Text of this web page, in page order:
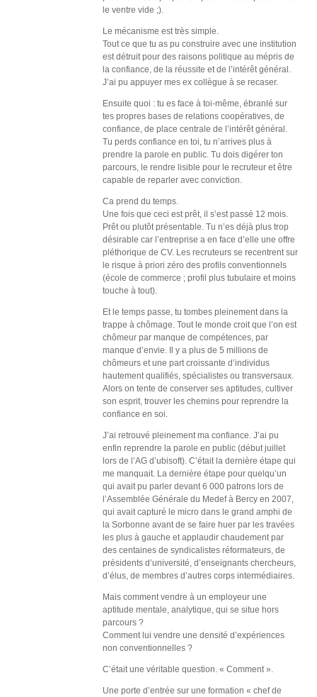
le ventre vide ;).
Le mécanisme est très simple.
Tout ce que tu as pu construire avec une institution
est détruit pour des raisons politique au mépris de
la confiance, de la réussite et de l’intérêt général.
J’ai pu appuyer mes ex collègue à se recaser.
Ensuite quoi : tu es face à toi-même, ébranlé sur
tes propres bases de relations coopératives, de
confiance, de place centrale de l’intérêt général.
Tu perds confiance en toi, tu n’arrives plus à
prendre la parole en public. Tu dois digérer ton
parcours, le rendre lisible pour le recruteur et être
capable de reparler avec conviction.
Ca prend du temps.
Une fois que ceci est prêt, il s’est passé 12 mois.
Prêt ou plutôt présentable. Tu n’es déjà plus trop
désirable car l’entreprise a en face d’elle une offre
pléthorique de CV. Les recruteurs se recentrent sur
le risque à priori zéro des profils conventionnels
(école de commerce ; profil plus tubulaire et moins
touche à tout).
Et le temps passe, tu tombes pleinement dans la
trappe à chômage. Tout le monde croit que l’on est
chômeur par manque de compétences, par
manque d’envie. Il y a plus de 5 millions de
chômeurs et une part croissante d’individus
hautement qualifiés, spécialistes ou transversaux.
Alors on tente de conserver ses aptitudes, cultiver
son esprit, trouver les chemins pour reprendre la
confiance en soi.
J’ai retrouvé pleinement ma confiance. J’ai pu
enfin reprendre la parole en public (début juillet
lors de l’AG d’ubisoft). C’était la dernière étape qui
me manquait. La dernière étape pour quelqu’un
qui avait pu parler devant 6 000 patrons lors de
l’Assemblée Générale du Medef à Bercy en 2007,
qui avait capturé le micro dans le grand amphi de
la Sorbonne avant de se faire huer par les travées
les plus à gauche et applaudir chaudement par
des centaines de syndicalistes réformateurs, de
présidents d’université, d’enseignants chercheurs,
d’élus, de membres d’autres corps intermédiaires.
Mais comment vendre à un employeur une
aptitude mentale, analytique, qui se situe hors
parcours ?
Comment lui vendre une densité d’expériences
non conventionnelles ?
C’était une véritable question. « Comment ».
Une porte d’entrée sur une formation « chef de